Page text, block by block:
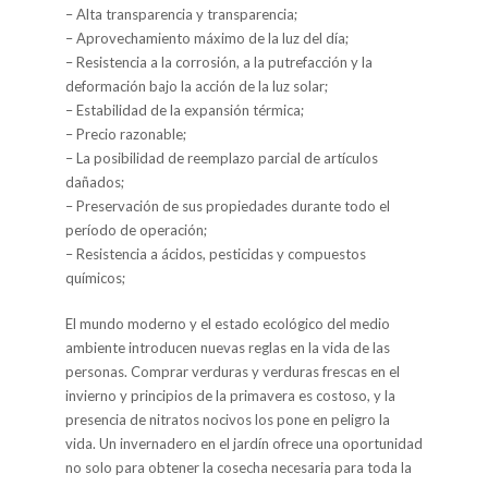
– Alta transparencia y transparencia;
– Aprovechamiento máximo de la luz del día;
– Resistencia a la corrosión, a la putrefacción y la
deformación bajo la acción de la luz solar;
– Estabilidad de la expansión térmica;
– Precio razonable;
– La posibilidad de reemplazo parcial de artículos
dañados;
– Preservación de sus propiedades durante todo el
período de operación;
– Resistencia a ácidos, pesticidas y compuestos
químicos;
El mundo moderno y el estado ecológico del medio
ambiente introducen nuevas reglas en la vida de las
personas. Comprar verduras y verduras frescas en el
invierno y principios de la primavera es costoso, y la
presencia de nitratos nocivos los pone en peligro la
vida. Un invernadero en el jardín ofrece una oportunidad
no solo para obtener la cosecha necesaria para toda la